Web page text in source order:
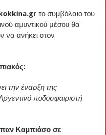
το συμβόλαιο του
αμυντικού μέσου θα
να ανήκει στον
την έναρξη της
ποδοσφαιριστή
Καμπιάσο σε